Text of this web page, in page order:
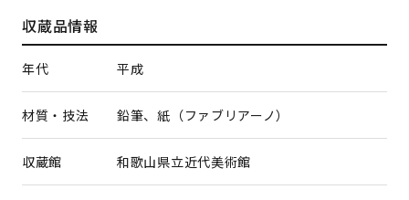
収蔵品情報
年代 平成
材質・技法 鉛筆、紙（ファブリアーノ）
収蔵館 和歌山県立近代美術館